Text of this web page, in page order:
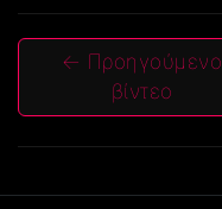
← Προηγούμενο
βίντεο